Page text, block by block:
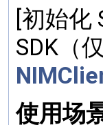
[初始化
SDK（
使用场